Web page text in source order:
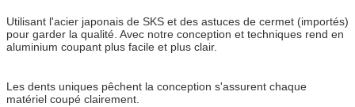
Utilisant l'acier japonais de SKS et des astuces de cermet (importés)
pour garder la qualité. Avec notre conception et techniques rend en
aluminium coupant plus facile et plus clair.
Les dents uniques pêchent la conception s'assurent chaque
matériel coupé clairement.